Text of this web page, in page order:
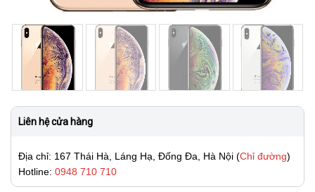
Liên hệ cửa hàng
Địa chỉ: 167 Thái Hà, Láng Hạ, Đống Đa, Hà Nội (Chỉ đường)
Hotline: 0948 710 710